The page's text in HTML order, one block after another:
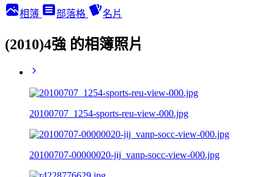
相簿 部落格 名片
(2010)4強 的相簿照片
20100707_1254-sports-reu-view-000.jpg
20100707-00000020-jij_vanp-socc-view-000.jpg